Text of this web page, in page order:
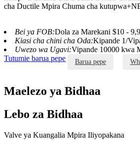
cha Ductile Mpira Chuma cha
Bei ya FOB:Dola za Marekani $10 -
Kiasi cha chini cha Oda:Kipande 1/
Uwezo wa Ugavi:Vipande 10000 kwa
Tutumie barua pepe
Barua pepe
Maelezo ya Bidhaa
Lebo za Bidhaa
Valve ya Kuangalia Mpira Iliyopakana